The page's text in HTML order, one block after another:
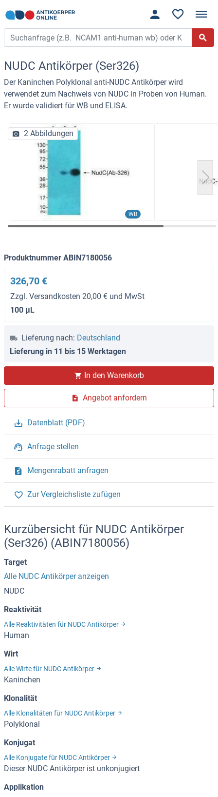
NUDC Antikörper (Ser326)
Der Kaninchen Polyklonal anti-NUDC Antikörper wird
verwendet zum Nachweis von NUDC in Proben von Human.
Er wurde validiert für WB und ELISA.
WB
2 Abbildungen
Produktnummer ABIN7180056
326,70 €
Zzgl. Versandkosten 20,00 € und MwSt
100 μL
Lieferung nach: Deutschland
Lieferung in 11 bis 15 Werktagen
In den Warenkorb
Angebot anfordern
Datenblatt (PDF)
Anfrage stellen
Mengenrabatt anfragen
Zur Vergleichsliste zufügen
Kurzübersicht für NUDC Antikörper
(Ser326) (ABIN7180056)
Target
Alle NUDC Antikörper anzeigen
NUDC
Reaktivität
Alle Reaktivitäten für NUDC Antikörper
Human
Wirt
Alle Wirte für NUDC Antikörper
Kaninchen
Klonalität
Alle Klonalitäten für NUDC Antikörper
Polyklonal
Konjugat
Alle Konjugate für NUDC Antikörper
Dieser NUDC Antikörper ist unkonjugiert
Applikation